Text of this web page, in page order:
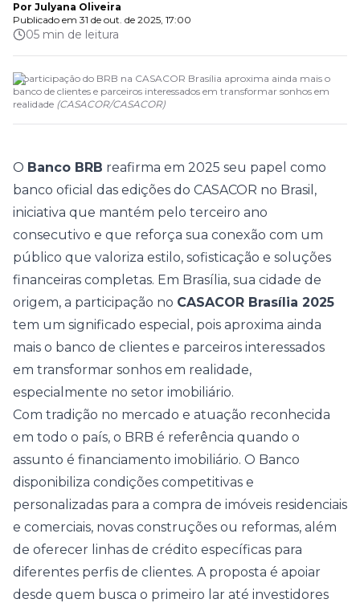
Por Julyana Oliveira
Publicado em 31 de out. de 2025, 17:00
05 min de leitura
A participação do BRB na CASACOR Brasília aproxima ainda mais o
banco de clientes e parceiros interessados em transformar sonhos em
realidade (CASACOR/CASACOR)
O Banco BRB reafirma em 2025 seu papel como
banco oficial das edições do CASACOR no Brasil,
iniciativa que mantém pelo terceiro ano
consecutivo e que reforça sua conexão com um
público que valoriza estilo, sofisticação e soluções
financeiras completas. Em Brasília, sua cidade de
origem, a participação no CASACOR Brasília 2025
tem um significado especial, pois aproxima ainda
mais o banco de clientes e parceiros interessados
em transformar sonhos em realidade,
especialmente no setor imobiliário.
Com tradição no mercado e atuação reconhecida
em todo o país, o BRB é referência quando o
assunto é financiamento imobiliário. O Banco
disponibiliza condições competitivas e
personalizadas para a compra de imóveis residenciais
e comerciais, novas construções ou reformas, além
de oferecer linhas de crédito específicas para
diferentes perfis de clientes. A proposta é apoiar
desde quem busca o primeiro lar até investidores